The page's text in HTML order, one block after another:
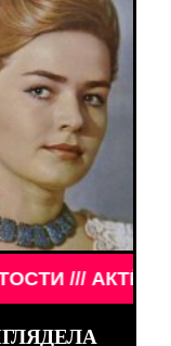
АКТЁРЫ